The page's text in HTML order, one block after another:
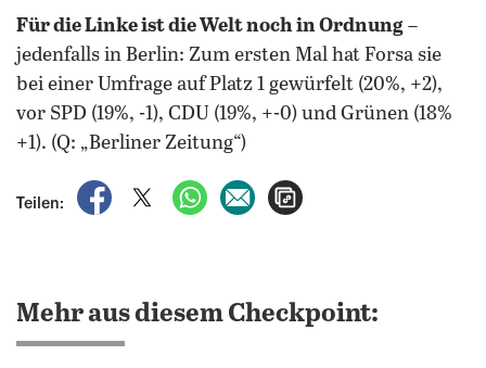
Für die Linke ist die Welt noch in Ordnung –
jedenfalls in Berlin: Zum ersten Mal hat Forsa sie
bei einer Umfrage auf Platz 1 gewürfelt (20%, +2),
vor SPD (19%, -1), CDU (19%, +-0) und Grünen (18%
+1). (Q: „Berliner Zeitung“)
Teilen:
auf Facebook teilen
auf X teilenper WhatsApp teilen
per E-Mail teilen
Mehr aus diesem Checkpoint: